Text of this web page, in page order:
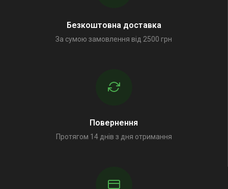
Безкоштовна доставка
За сумою замовлення від 2500 грн
Повернення
Протягом 14 днів з дня отримання